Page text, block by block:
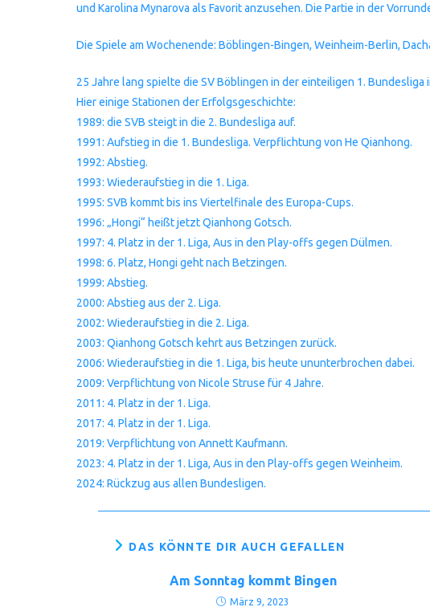
und Karolina Mynarova als Favorit anzusehen. Die Partie in der
Die Spiele am Wochenende: Böblingen-Bingen, Weinheim-Berlin,
25 Jahre lang spielte die SV Böblingen in der einteiligen 1.
Hier einige Stationen der Erfolgsgeschichte:
1989: die SVB steigt in die 2. Bundesliga auf.
1991: Aufstieg in die 1. Bundesliga. Verpflichtung von He Qianhong.
1992: Abstieg.
1993: Wiederaufstieg in die 1. Liga.
1995: SVB kommt bis ins Viertelfinale des Europa-Cups.
1996: „Hongi“ heißt jetzt Qianhong Gotsch.
1997: 4. Platz in der 1. Liga, Aus in den Play-offs gegen Dülmen.
1998: 6. Platz, Hongi geht nach Betzingen.
1999: Abstieg.
2000: Abstieg aus der 2. Liga.
2002: Wiederaufstieg in die 2. Liga.
2003: Qianhong Gotsch kehrt aus Betzingen zurück.
2006: Wiederaufstieg in die 1. Liga, bis heute ununterbrochen dabei.
2009: Verpflichtung von Nicole Struse für 4 Jahre.
2011: 4. Platz in der 1. Liga.
2017: 4. Platz in der 1. Liga.
2019: Verpflichtung von Annett Kaufmann.
2023: 4. Platz in der 1. Liga, Aus in den Play-offs gegen Weinheim.
2024: Rückzug aus allen Bundesligen.
DAS KÖNNTE DIR AUCH GEFALLEN
Am Sonntag kommt Bingen
März 9, 2023